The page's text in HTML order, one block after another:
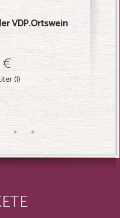
VDP.Ortswein
€
(l)
tr.